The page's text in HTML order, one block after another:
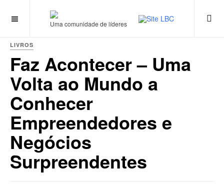
Uma comunidade de líderes
LIVROS
Faz Acontecer – Uma
Volta ao Mundo a
Conhecer
Empreendedores e
Negócios
Surpreendentes